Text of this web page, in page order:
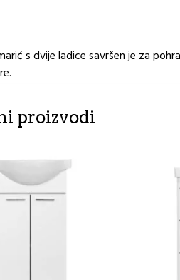
s dvije ladice savršen je za
proizvodi